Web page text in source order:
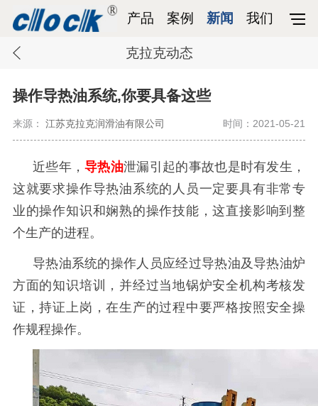
产品 案例 新闻 我们
克拉克动态
操作导热油系统,你要具备这些
来源： 江苏克拉克润滑油有限公司 时间：2021-05-21
近些年，导热油泄漏引起的事故也是时有发生，
这就要求操作导热油系统的人员一定要具有非常专
业的操作知识和娴熟的操作技能，这直接影响到整
个生产的进程。
导热油系统的操作人员应经过导热油及导热油炉
方面的知识培训，并经过当地锅炉安全机构考核发
证，持证上岗，在生产的过程中要严格按照安全操
作规程操作。